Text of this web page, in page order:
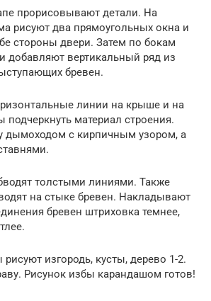
прорисовывают детали. На
рисуют два прямоугольных окна и
стороны двери. Затем по бокам
добавляют вертикальный ряд из
бревен.
линии на крыше и на
подчеркнуть материал строения.
с кирпичным узором, а
толстыми линиями. Также
на стыке бревен. Накладывают
бревен штриховка темнее,
изгородь, кусты, дерево 1-2.
Рисунок избы карандашом готов!